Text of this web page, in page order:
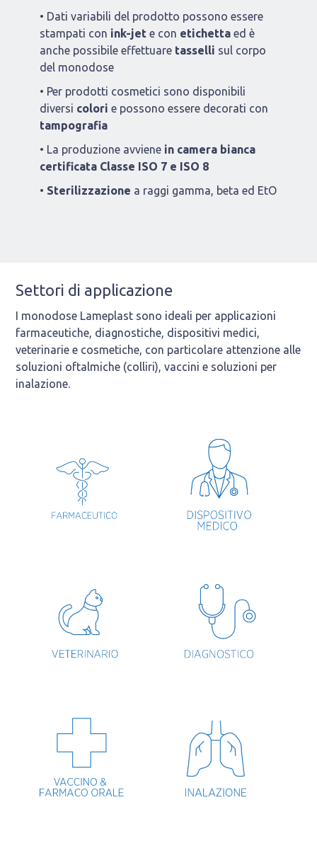
• Dati variabili del prodotto possono essere
stampati con ink-jet e con etichetta ed è
anche possibile effettuare tasselli sul corpo
del monodose
• Per prodotti cosmetici sono disponibili
diversi colori e possono essere decorati con
tampografia
• La produzione avviene in camera bianca
certificata Classe ISO 7 e ISO 8
• Sterilizzazione a raggi gamma, beta ed EtO
Settori di applicazione
I monodose Lameplast sono ideali per applicazioni
farmaceutiche, diagnostiche, dispositivi medici,
veterinarie e cosmetiche, con particolare attenzione alle
soluzioni oftalmiche (colliri), vaccini e soluzioni per
inalazione.